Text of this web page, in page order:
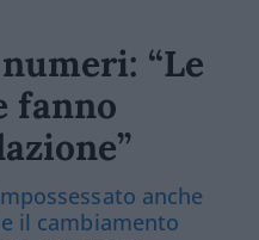
“Le
fanno
anche
il cambiamento